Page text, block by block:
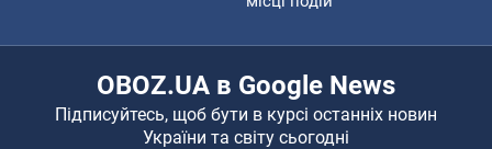
OBOZ.UA в Google News
Підписуйтесь, щоб бути в курсі останніх новин
України та світу сьогодні